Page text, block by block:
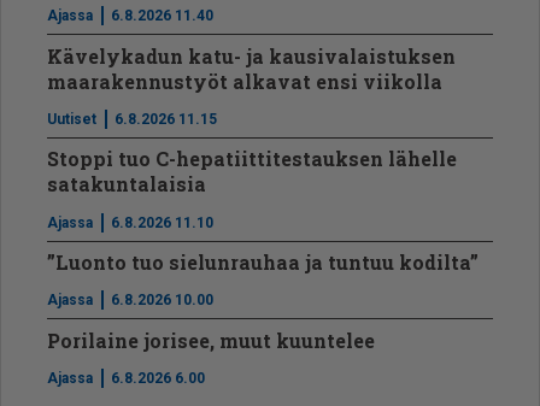
Ajassa 6.8.2026 11.40
Kävelykadun katu- ja kausivalaistuksen
maarakennustyöt alkavat ensi viikolla
Uutiset 6.8.2026 11.15
Stoppi tuo C-hepatiit­ti­tes­tauksen lähelle
satakuntalaisia
Ajassa 6.8.2026 11.10
”Luonto tuo sielunrauhaa ja tuntuu kodilta”
Ajassa 6.8.2026 10.00
Porilaine jorisee, muut kuuntelee
Ajassa 6.8.2026 6.00